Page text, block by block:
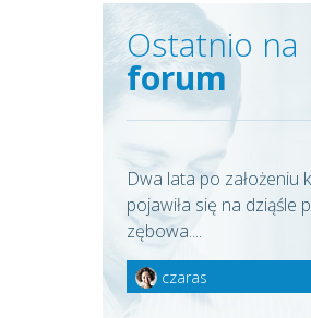
Ostatnio na
forum
Dwa lata po założeniu
pojawiła się na dziąśle
zębowa....
czaras